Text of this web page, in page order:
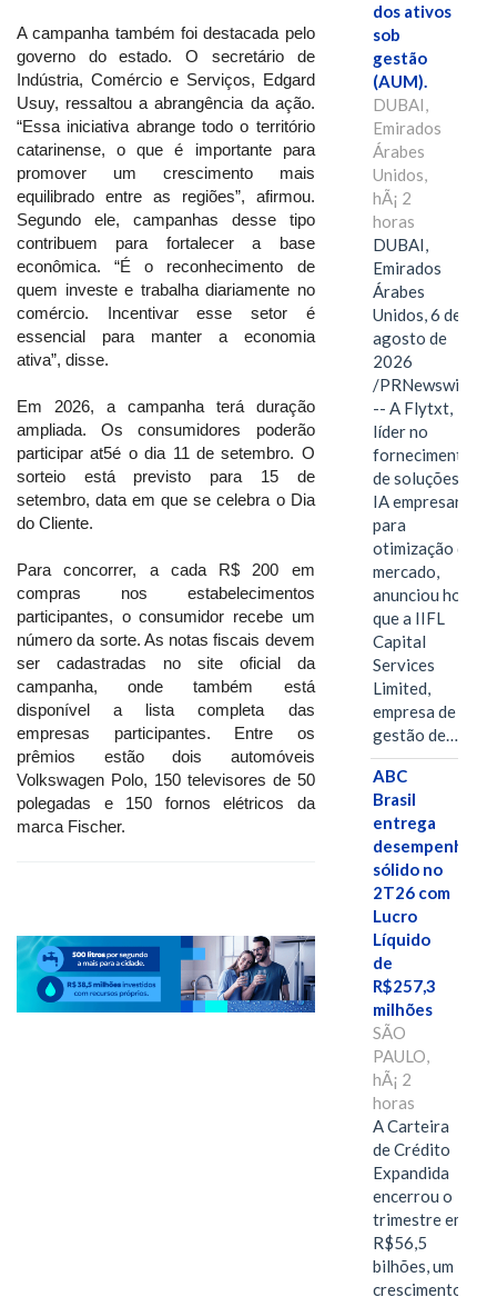
A campanha também foi destacada pelo
governo do estado. O secretário de
Indústria, Comércio e Serviços, Edgard
Usuy, ressaltou a abrangência da ação.
“Essa iniciativa abrange todo o território
catarinense, o que é importante para
promover um crescimento mais
equilibrado entre as regiões”, afirmou.
Segundo ele, campanhas desse tipo
contribuem para fortalecer a base
econômica. “É o reconhecimento de
quem investe e trabalha diariamente no
comércio. Incentivar esse setor é
essencial para manter a economia
ativa”, disse.
Em 2026, a campanha terá duração
ampliada. Os consumidores poderão
participar at5é o dia 11 de setembro. O
sorteio está previsto para 15 de
setembro, data em que se celebra o Dia
do Cliente.
Para concorrer, a cada R$ 200 em
compras nos estabelecimentos
participantes, o consumidor recebe um
número da sorte. As notas fiscais devem
ser cadastradas no site oficial da
campanha, onde também está
disponível a lista completa das
empresas participantes. Entre os
prêmios estão dois automóveis
Volkswagen Polo, 150 televisores de 50
polegadas e 150 fornos elétricos da
marca Fischer.
dos ativos
sob
gestão
(AUM).
DUBAI,
Emirados
Árabes
Unidos,
hÃ¡ 2
horas
DUBAI,
Emirados
Árabes
Unidos, 6 de
agosto de
2026
/PRNewswire/
-- A Flytxt,
líder no
fornecimento
de soluções de
IA empresarial
para
otimização de
mercado,
anunciou hoje
que a IIFL
Capital
Services
Limited,
empresa de
gestão de…
ABC
Brasil
entrega
desempenho
sólido no
2T26 com
Lucro
Líquido
de
R$257,3
milhões
SÃO
PAULO,
hÃ¡ 2
horas
A Carteira
de Crédito
Expandida
encerrou o
trimestre em
R$56,5
bilhões, um
crescimento